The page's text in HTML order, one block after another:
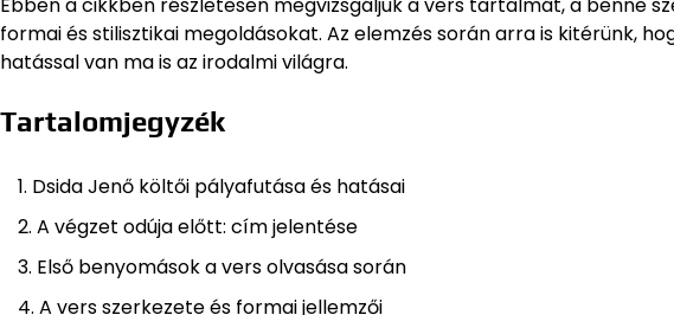
Ebben a cikkben részletesen megvizsgáljuk a vers tartalmát, a benne
formai és stilisztikai megoldásokat. Az elemzés során arra is kitérünk,
hatással van ma is az irodalmi világra.
Tartalomjegyzék
Dsida Jenő költői pályafutása és hatásai
A végzet odúja előtt: cím jelentése
Első benyomások a vers olvasása során
A vers szerkezete és formai jellemzői